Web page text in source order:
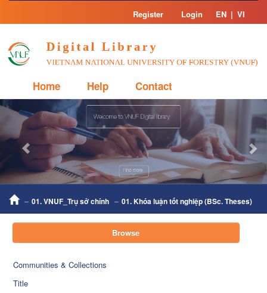
Skip
Register Login EN | VI
Home Help Contact
Previous
01. VNUF_Trụ sở chính 01. Khóa luận tốt nghiệp (BSc. Theses)
Browse
Communities & Collections
Title